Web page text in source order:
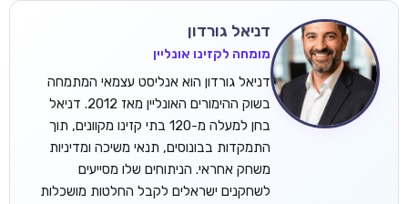
דניאל גורדון
מומחה לקזינו אונליין
דניאל גורדון הוא אנליסט עצמאי המתמחה
בשוק ההימורים האונליין מאז 2012. דניאל
בחן למעלה מ-120 בתי קזינו מקוונים, תוך
התמקדות בבונוסים, תנאי משיכה ומדיניות
משחק אחראי. הניתוחים שלו מסייעים
לשחקנים ישראלים לקבל החלטות מושכלות